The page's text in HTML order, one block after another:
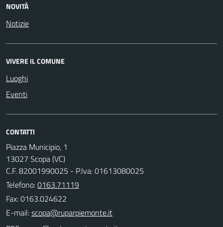
NOVITÀ
Notizie
VIVERE IL COMUNE
Luoghi
Eventi
CONTATTI
Piazza Municipio, 1
13027 Scopa (VC)
C.F. 82001990025 - P.Iva: 01613080025
Telefono:0163.71119
Fax: 0163.024622
E-mail: